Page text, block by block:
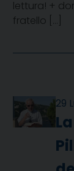
lettura! +
fratello […]
29